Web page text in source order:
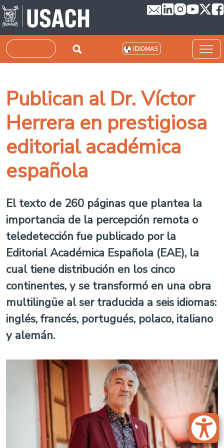
Pasar al contenido principal
Buscar IDIOMAS
Publican al Dr. Víctor
Herrera en prestigiosa
editorial académica
española
El texto de 260 páginas que plantea la
importancia de la percepción remota o
teledetección fue publicado por la
Editorial Académica Española (EAE), la
cual tiene distribución en los cinco
continentes, y se transformó en una obra
multilingüe al ser traducida a seis idiomas:
inglés, francés, portugués, polaco, italiano
y alemán.